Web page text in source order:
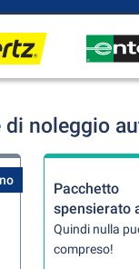
noleggio
Pacchetto
spensierato
Quindi nulla
compreso!